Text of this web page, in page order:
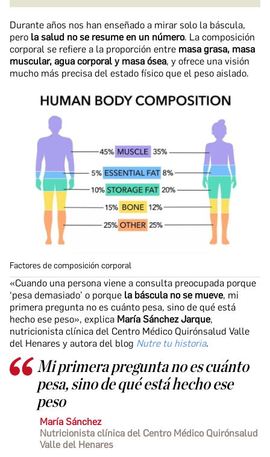
Durante años nos han enseñado a mirar solo la báscula,
pero la salud no se resume en un número. La composición
corporal se refiere a la proporción entre masa grasa, masa
muscular, agua corporal y masa ósea, y ofrece una visión
mucho más precisa del estado físico que el peso aislado.
Factores de composición corporal
«Cuando una persona viene a consulta preocupada porque
‘pesa demasiado’ o porque la báscula no se mueve, mi
primera pregunta no es cuánto pesa, sino de qué está
hecho ese peso», explica María Sánchez Jarque,
nutricionista clínica del Centro Médico Quirónsalud Valle
del Henares y autora del blog Nutre tu historia.
Mi primera pregunta no es cuánto
pesa, sino de qué está hecho ese
peso
María Sánchez
Nutricionista clínica del Centro Médico Quirónsalud
Valle del Henares